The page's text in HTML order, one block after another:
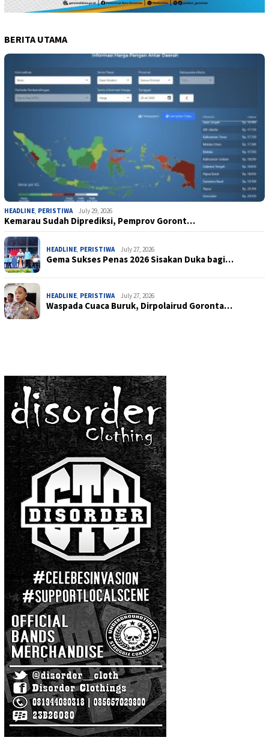
BERITA UTAMA
HEADLINE, PERISTIWA July 29, 2026
Kemarau Sudah Diprediksi, Pemprov Goront…
HEADLINE, PERISTIWA July 27, 2026
Gema Sukses Penas 2026 Sisakan Duka bagi…
HEADLINE, PERISTIWA July 27, 2026
Waspada Cuaca Buruk, Dirpolairud Goronta…